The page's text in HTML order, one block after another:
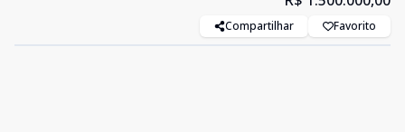
Compartilhar Favorito